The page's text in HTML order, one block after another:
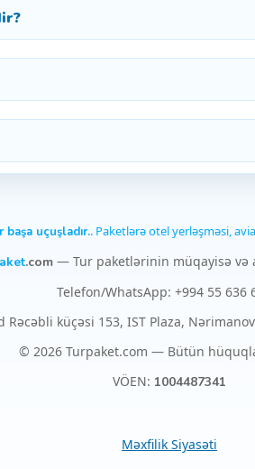
başa uçuşladır.. Paketlərə otel yerləşməsi,
.com— Tur paketlərinin müqayisə və
Telefon/WhatsApp: +994 55 636
Rəcəbli küçəsi 153, IST Plaza,
© 2026 Turpaket.com — Bütün
VÖEN: 1004487341
Məxfilik Siyasəti